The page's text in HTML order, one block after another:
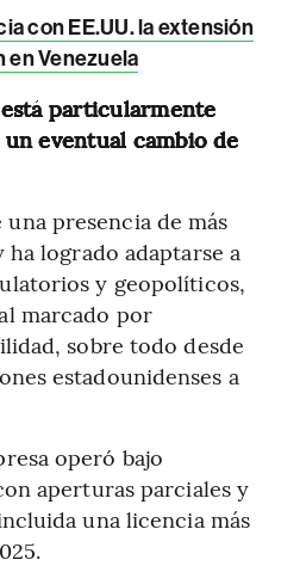
con EE.UU. la extensión
en Venezuela
particularmente
eventual cambio de
presencia de más
logrado adaptarse a
y geopolíticos,
marcado por
sobre todo desde
estadounidenses a
operó bajo
aperturas parciales y
una licencia más